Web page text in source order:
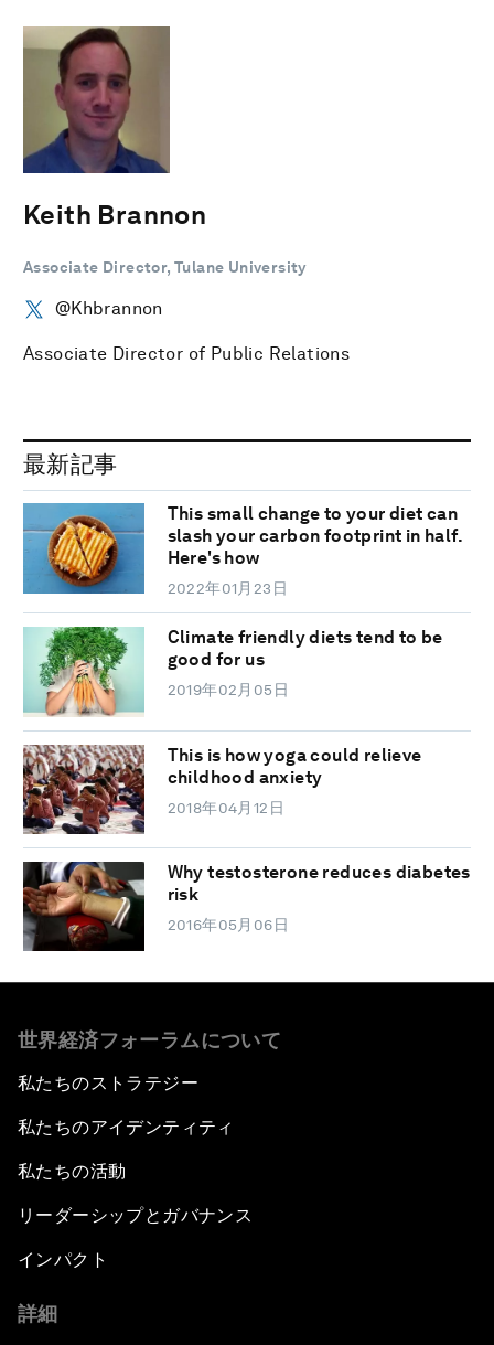
Keith Brannon
Associate Director, Tulane University
@Khbrannon
Associate Director of Public Relations
最新記事
This small change to your diet can
slash your carbon footprint in half.
Here's how
2022年01月23日
Climate friendly diets tend to be
good for us
2019年02月05日
This is how yoga could relieve
childhood anxiety
2018年04月12日
Why testosterone reduces diabetes
risk
2016年05月06日
世界経済フォーラムについて
私たちのストラテジー
私たちのアイデンティティ
私たちの活動
リーダーシップとガバナンス
インパクト
詳細